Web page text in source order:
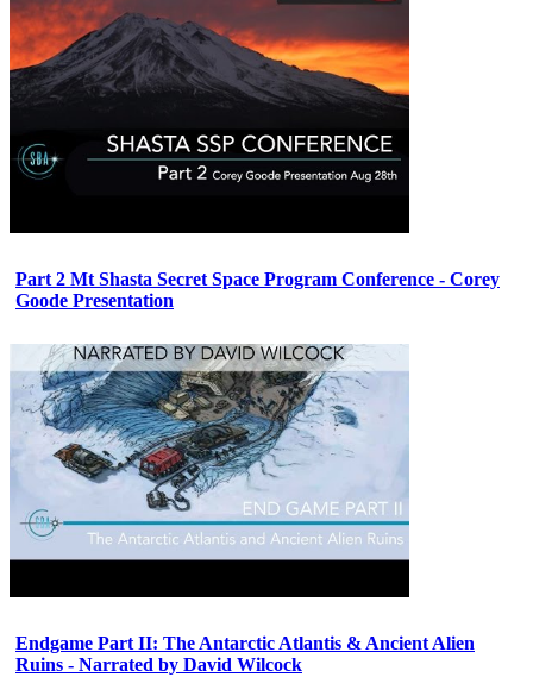
Part 2 Mt Shasta Secret Space Program Conference - Corey
Goode Presentation
Endgame Part II: The Antarctic Atlantis & Ancient Alien
Ruins - Narrated by David Wilcock